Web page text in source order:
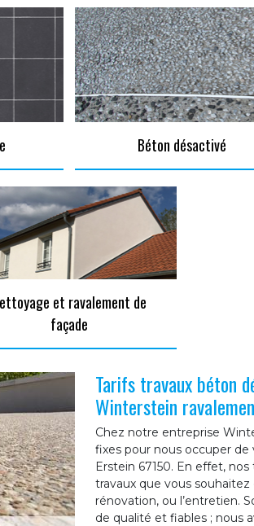
Béton désactivé
et ravalement de
façade
Tarifs travaux béton
Winterstein
Chez notre entreprise
fixes pour nous occuper
Erstein 67150. En effet,
travaux que vous
rénovation, ou l’entretien.
de qualité et fiables ; nous